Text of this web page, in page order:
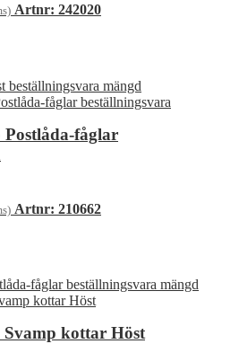
Artnr: 242020
beställningsvara mängd
Postlåda-fåglar
Artnr: 210662
fåglar beställningsvara mängd
kottar Höst